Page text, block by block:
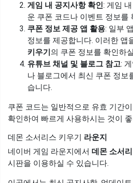
게임 내 공지사항 확인: 게임
운 쿠폰 코드나 이벤트 정보를
쿠폰 정보 제공 앱 활용: 일부
정보를 제공합니다. 이러한 앱
키우기의 쿠폰 정보를 확인하
유튜브 채널 및 블로그 참고:
나 블로그에서 최신 쿠폰 정보
습니다.
쿠폰 코드는 일반적으로 유효 기간
확인하여 빠르게 사용하시는 것이
데몬 소서리스 키우기 라운지
네이버 게임 라운지에서 데몬 소서
시판을 이용하실 수 있습니다.